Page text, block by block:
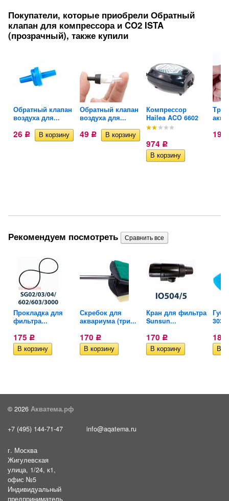
Покупатели, которые приобрели Обратный
клапан для компрессора и CO2 ISTA
(прозрачный), также купили
Обратный клапан
воздуха для...
26 Р
Обратный клапан
воздуха для...
49 Р
Компрессор
Hailea ACO 6602
974 Р
19
Рекомендуем посмотреть
Прокладка для
фильтра...
175 Р
Скребок для
аквариума (три...
170 Р
Кран для фильтра
Sunsun...
170 Р
303/
180
© 2026 Акватема.рф
+7 (495) 144-71-47 info@aqatema.ru
г. Москва
Жигулевская
улица, 1/24, к1,
офис №5
Индивидуальный
предприниматель